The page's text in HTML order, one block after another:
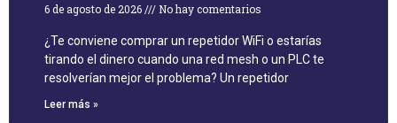
6 de agosto de 2026 No hay comentarios
¿Te conviene comprar un repetidor WiFi o estarías
tirando el dinero cuando una red mesh o un PLC te
resolverían mejor el problema? Un repetidor
Leer más »